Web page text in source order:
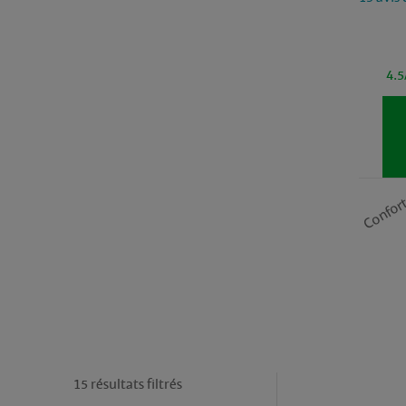
15 résultats filtrés